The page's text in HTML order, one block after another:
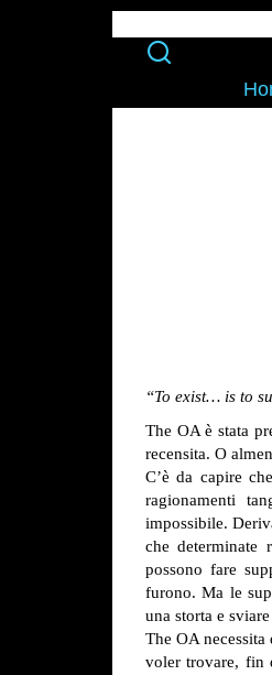
“To exist… is to
The OA è stata
recensita. O
C’è da capire
ragionamenti
impossibile.
che determinate
possono fare
furono. Ma le
una storta e
The OA
voler trovare, fin